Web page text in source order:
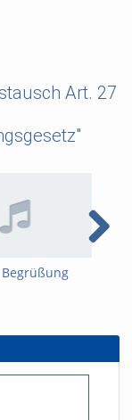
Art. 27